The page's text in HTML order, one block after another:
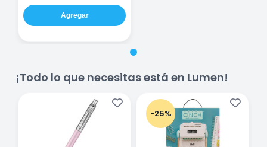
Agregar
¡Todo lo que necesitas está en Lumen!
-25%